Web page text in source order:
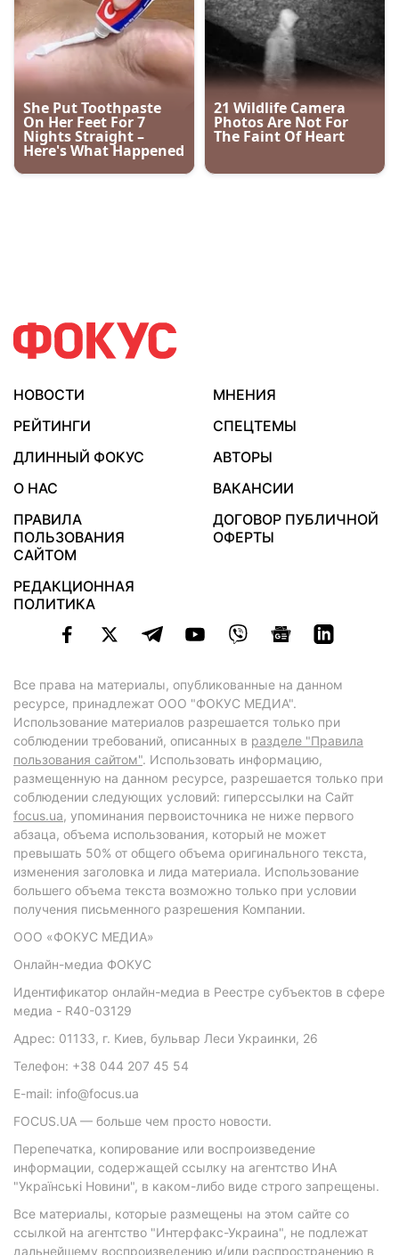
НОВОСТИ
МНЕНИЯ
РЕЙТИНГИ
СПЕЦТЕМЫ
ДЛИННЫЙ ФОКУС
АВТОРЫ
О НАС
ВАКАНСИИ
ПРАВИЛА
ПОЛЬЗОВАНИЯ
САЙТОМ
ДОГОВОР ПУБЛИЧНОЙ
ОФЕРТЫ
РЕДАКЦИОННАЯ
ПОЛИТИКА
Все права на материалы, опубликованные на данном
ресурсе, принадлежат ООО "ФОКУС МЕДИА".
Использование материалов разрешается только при
соблюдении требований, описанных в разделе "Правила
пользования сайтом". Использовать информацию,
размещенную на данном ресурсе, разрешается только при
соблюдении следующих условий: гиперссылки на Сайт
focus.ua, упоминания первоисточника не ниже первого
абзаца, объема использования, который не может
превышать 50% от общего объема оригинального текста,
изменения заголовка и лида материала. Использование
большего объема текста возможно только при условии
получения письменного разрешения Компании.
ООО «ФОКУС МЕДИА»
Онлайн-медиа ФОКУС
Идентификатор онлайн-медиа в Реестре субъектов в сфере
медиа - R40-03129
Адрес: 01133, г. Киев, бульвар Леси Украинки, 26
Телефон: +38 044 207 45 54
E-mail: info@focus.ua
FOCUS.UA — больше чем просто новости.
Перепечатка, копирование или воспроизведение
информации, содержащей ссылку на агентство ИнА
"Українські Новини", в каком-либо виде строго запрещены.
Все материалы, которые размещены на этом сайте со
ссылкой на агентство "Интерфакс-Украина", не подлежат
дальнейшему воспроизведению и/или распространению в